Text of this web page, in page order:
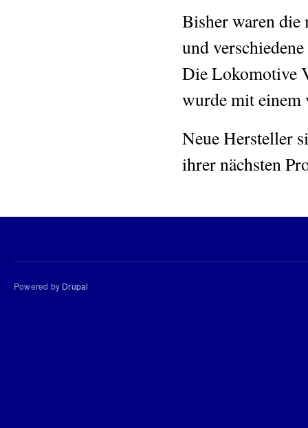
Bisher waren die
und
Die Lokomotive
wurde mit
Neue Hersteller
ihrer nächsten
Powered by Drupal